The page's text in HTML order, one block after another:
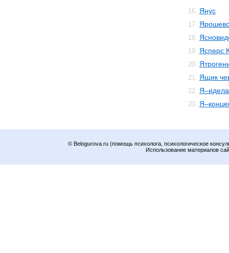
16. Янус
17.
18.
19. Ясперс
20.
21. Ящик
22.
23.
© Belogurova.ru (помощь психолога, психологическое
Использование материалов